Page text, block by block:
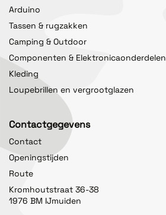
Arduino
Tassen & rugzakken
Camping & Outdoor
Componenten & Elektronicaonderdelen
Kleding
Loupebrillen en vergrootglazen
Contactgegevens
Contact
Openingstijden
Route
Kromhoutstraat 36-38
1976 BM IJmuiden